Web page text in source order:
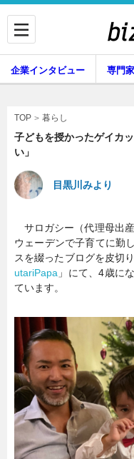
副業
暮らし
企業インタビュー 専門
TOP 暮らし
子どもを授かったゲイカ
い」
目黒川みより
サロガシー（代理母出
ウェーデンで子育てに勤
スを綴ったブログを皮切
utariPapa 」にて、4歳に
ています。